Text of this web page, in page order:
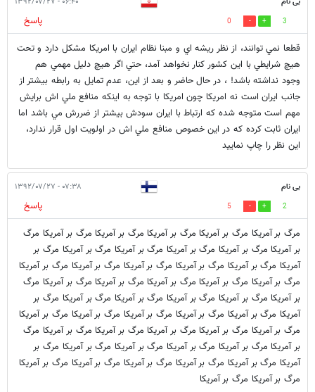
3
0
پاسخ
قطعا نمي توانند، از نظر ريشه اي و مبنا نظام ايران با امريكا مشكل دارد و تحت
هيچ شرايطي با اين كشور كنار نخواهد آمد، حتي اگر هيچ دليل مهمي هم
وجود نداشته باشد! ، در حال حاضر و بعد از اين، عدم تمايل به رابطه بيشتر از
جانب ايران است نه امريكا چون امريكا با توجه به اينكه منافع ملي اش برايش
مهم است متوجه شده كه ارتباط با ايران سودش بيشتر از ضررش مي باشد اما
ايران ثابت كرده كه در اين خصوص منافع ملي اش در اولويت اول قرار ندارد،
اين نظر را چاپ نماييد
بی نام ۰۷:۳۸ - ۱۳۹۲/۰۷/۲۷
2
5
پاسخ
مرگ بر آمریکا مرگ بر آمریکا مرگ بر آمریکا مرگ بر آمریکا مرگ بر آمریکا مرگ
بر آمریکا مرگ بر آمریکا مرگ بر آمریکا مرگ بر آمریکا مرگ بر آمریکا مرگ بر
آمریکا مرگ بر آمریکا مرگ بر آمریکا مرگ بر آمریکا مرگ بر آمریکا مرگ بر آمریکا
مرگ بر آمریکا مرگ بر آمریکا مرگ بر آمریکا مرگ بر آمریکا مرگ بر آمریکا مرگ
بر آمریکا مرگ بر آمریکا مرگ بر آمریکا مرگ بر آمریکا مرگ بر آمریکا مرگ بر
آمریکا مرگ بر آمریکا مرگ بر آمریکا مرگ بر آمریکا مرگ بر آمریکا مرگ بر آمریکا
مرگ بر آمریکا مرگ بر آمریکا مرگ بر آمریکا مرگ بر آمریکا مرگ بر آمریکا مرگ
بر آمریکا مرگ بر آمریکا مرگ بر آمریکا مرگ بر آمریکا مرگ بر آمریکا مرگ بر
آمریکا مرگ بر آمریکا مرگ بر آمریکا مرگ بر آمریکا مرگ بر آمریکا مرگ بر آمریکا
مرگ بر آمریکا مرگ بر آمریکا